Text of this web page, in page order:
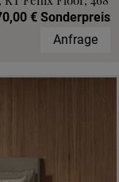
€ Sonderpreis
Anfrage